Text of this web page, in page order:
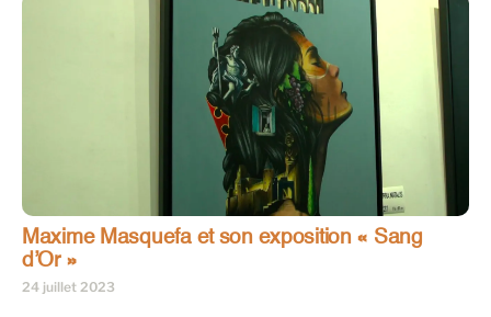
Maxime Masquefa et son exposition « Sang
d’Or »
24 juillet 2023